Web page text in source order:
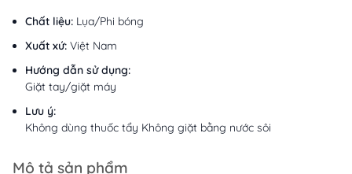
Chất liệu: Lụa/Phi bóng
Xuất xứ: Việt Nam
Hướng dẫn sử dụng:
Giặt tay/giặt máy
Lưu ý:
Không dùng thuốc tẩy Không giặt bằng nước sôi
Mô tả sản phẩm